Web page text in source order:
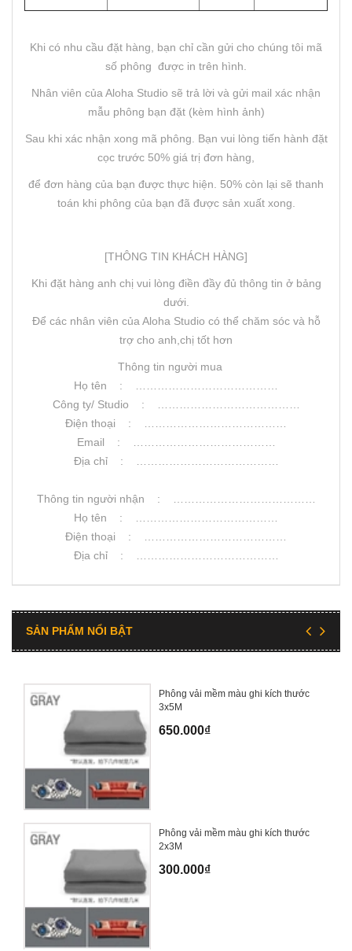
Khi có nhu cầu đặt hàng, bạn chỉ cần gửi cho chúng tôi mã
số phông được in trên hình.
Nhân viên của Aloha Studio sẽ trả lời và gửi mail xác nhận
mẫu phông bạn đặt (kèm hình ảnh)
Sau khi xác nhận xong mã phông. Bạn vui lòng tiến hành đặt
cọc trước 50% giá trị đơn hàng,
để đơn hàng của bạn được thực hiện. 50% còn lại sẽ thanh
toán khi phông của bạn đã được sản xuất xong.
[THÔNG TIN KHÁCH HÀNG]
Khi đặt hàng anh chị vui lòng điền đầy đủ thông tin ở bảng
dưới.
Để các nhân viên của Aloha Studio có thể chăm sóc và hỗ
trợ cho anh,chị tốt hơn
Thông tin người mua
Họ tên : …………………………………
Công ty/ Studio : …………………………………
Điện thoại : …………………………………
Email : …………………………………
Địa chỉ : …………………………………
Thông tin người nhận : …………………………………
Họ tên : …………………………………
Điện thoại : …………………………………
Địa chỉ : …………………………………
SẢN PHẨM NỔI BẬT
Phông vải mềm màu ghi kích thước
3x5M
650.000₫
Phông vải mềm màu ghi kích thước
2x3M
300.000₫